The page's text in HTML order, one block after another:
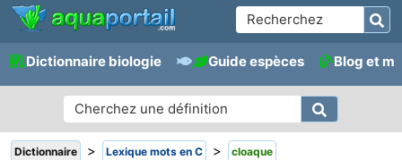
Dictionnaire biologie Guide espèces Blog et
Dictionnaire > Lexique mots en C > cloaque